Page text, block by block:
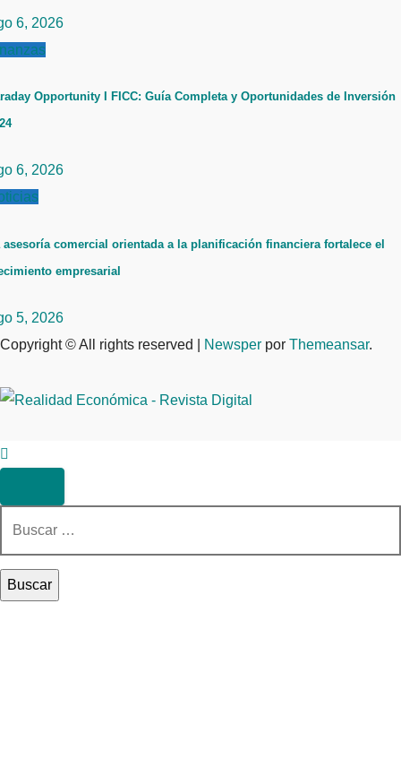
6, 2026
Opportunity I FICC: Guía Completa y Oportunidades de Inversión
6, 2026
asesoría comercial orientada a la planificación financiera fortalece el
empresarial
5, 2026
Copyright © All rights reserved
Newsper por Themeansar.